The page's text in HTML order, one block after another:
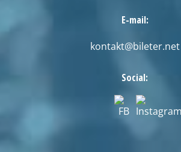
E-mail:
kontakt@bileter.net
Social: